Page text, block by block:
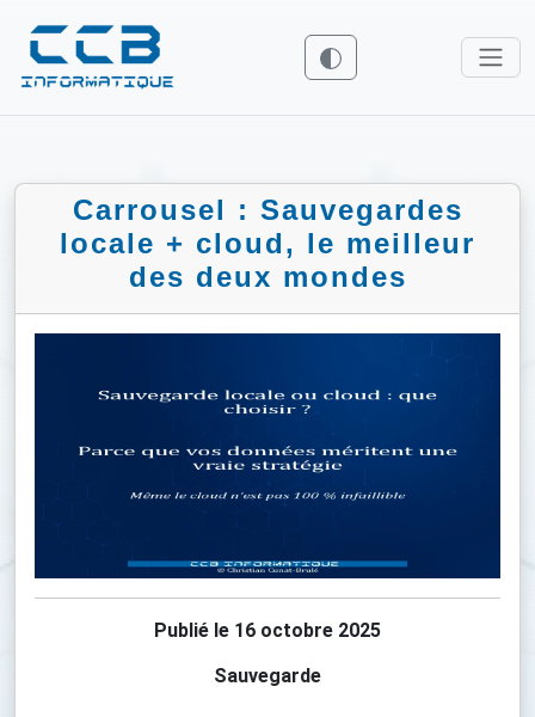
Carrousel : Sauvegardes
locale + cloud, le meilleur
des deux mondes
Publié le 16 octobre 2025
Sauvegarde